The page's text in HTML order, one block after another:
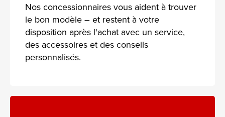
Nos concessionnaires vous aident à trouver
le bon modèle – et restent à votre
disposition après l'achat avec un service,
des accessoires et des conseils
personnalisés.